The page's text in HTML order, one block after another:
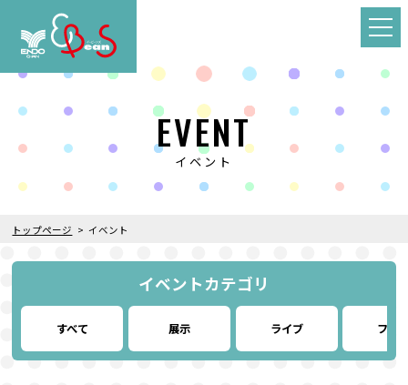
EVENT
イベント
トップページ イベント
イベントカテゴリ
すべて 展示 ライブ フー